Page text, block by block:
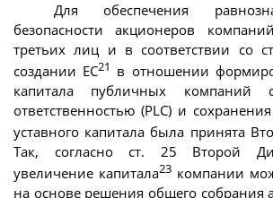
Для обеспечения
безопасности акционеров
третьих лиц и в соответствии со
создании ЕС21 в отношении
капитала публичных компаний
ответственностью (PLC) и
уставного капитала была принята
Так, согласно ст. 25 Второй
увеличение капитала23 компании
на основе решения общего собрания